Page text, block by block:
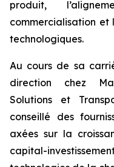
produit,
commercialisation et
technologiques.
Au cours de sa
direction chez
Solutions et
conseillé des
axées sur la
capital-